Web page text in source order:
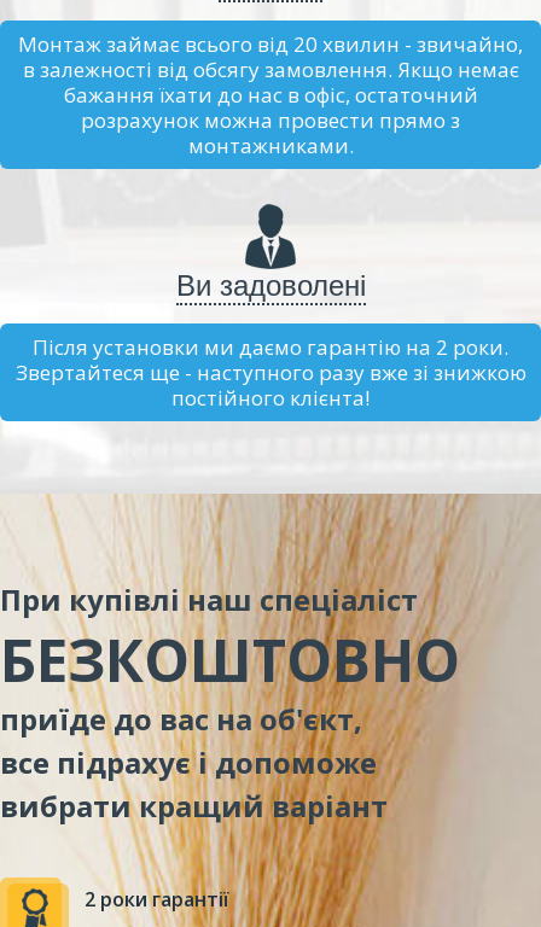
Монтаж займає всього від 20 хвилин - звичайно,
в залежності від обсягу замовлення. Якщо немає
бажання їхати до нас в офіс, остаточний
розрахунок можна провести прямо з
монтажниками.
Ви задоволені
Після установки ми даємо гарантію на 2 роки.
Звертайтеся ще - наступного разу вже зі знижкою
постійного клієнта!
При купівлі наш спеціаліст
БЕЗКОШТОВНО
приїде до вас на об'єкт,
все підрахує і допоможе
вибрати кращий варіант
2 роки гарантії